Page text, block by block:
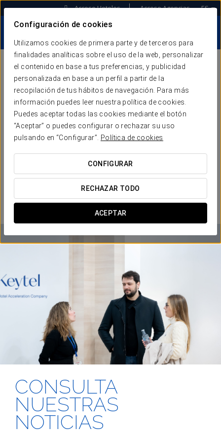
Configuración de cookies
Utilizamos cookies de primera parte y de terceros para
finalidades analíticas sobre el uso de la web, personalizar
el contenido en base a tus preferencias, y publicidad
personalizada en base a un perfil a partir de la
recopilación de tus hábitos de navegación. Para más
información puedes leer nuestra política de cookies.
Puedes aceptar todas las cookies mediante el botón
“Aceptar” o puedes configurar o rechazar su uso
pulsando en “Configurar”.
Política de cookies
CONFIGURAR
RECHAZAR TODO
ACEPTAR
Acceso Hoteles Acceso Agencias ES
NOTICIAS
SALA DE PRENSA
CONSULTA
NUESTRAS
NOTICIAS